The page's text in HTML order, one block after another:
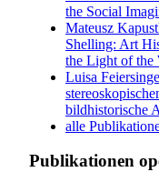
the Social
Mateusz
Shelling: Art
the Light of the
Luisa
bildhistorische
alle
Publikationen